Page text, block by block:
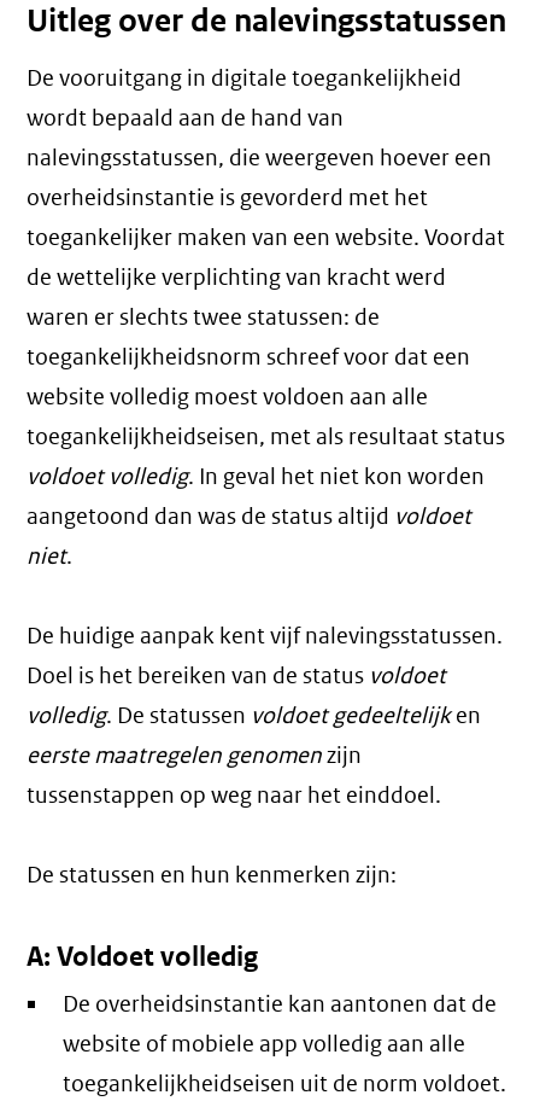
Uitleg over de nalevingsstatussen
De vooruitgang in digitale toegankelijkheid
wordt bepaald aan de hand van
nalevingsstatussen, die weergeven hoever een
overheidsinstantie is gevorderd met het
toegankelijker maken van een website. Voordat
de wettelijke verplichting van kracht werd
waren er slechts twee statussen: de
toegankelijkheidsnorm schreef voor dat een
website volledig moest voldoen aan alle
toegankelijkheidseisen, met als resultaat status
voldoet volledig. In geval het niet kon worden
aangetoond dan was de status altijd voldoet
niet.
De huidige aanpak kent vijf nalevingsstatussen.
Doel is het bereiken van de status voldoet
volledig. De statussen voldoet gedeeltelijken
eerste maatregelen genomenzijn
tussenstappen op weg naar het einddoel.
De statussen en hun kenmerken zijn:
A: Voldoet volledig
De overheidsinstantie kan aantonen dat de
website of mobiele app volledig aan alle
toegankelijkheidseisen uit de norm voldoet.